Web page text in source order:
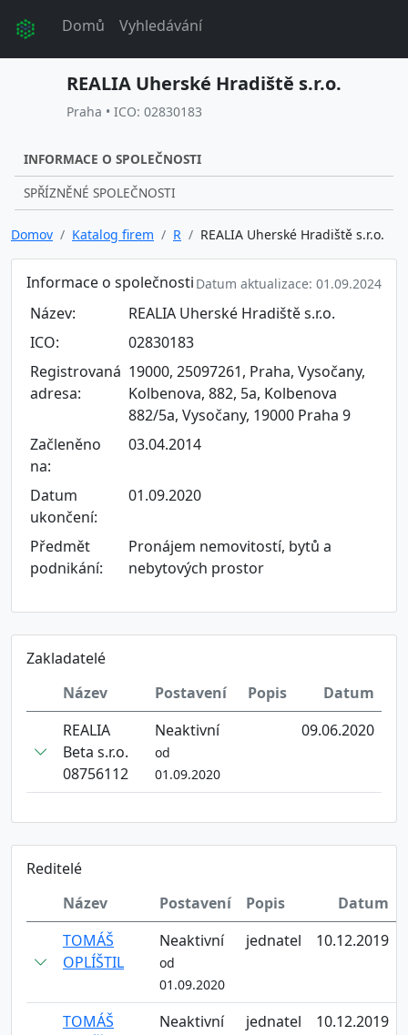
Domů Vyhledávání
REALIA Uherské Hradiště s.r.o.
Praha • ICO: 02830183
INFORMACE O SPOLEČNOSTI
SPŘÍZNĚNÉ SPOLEČNOSTI
Domov Katalog firem R REALIA Uherské Hradiště s.r.o.
Informace o společnosti Datum aktualizace: 01.09.2024
Název:
REALIA Uherské Hradiště s.r.o.
ICO:
02830183
Registrovaná
adresa:
19000, 25097261, Praha, Vysočany,
Kolbenova, 882, 5a, Kolbenova
882/5a, Vysočany, 19000 Praha 9
Začleněno
na:
03.04.2014
Datum
ukončení:
01.09.2020
Předmět
podnikání:
Pronájem nemovitostí, bytů a
nebytových prostor
Zakladatelé
Název
Postavení Popis
Datum
REALIA
Beta s.r.o.
08756112
Neaktivní
od
01.09.2020
09.06.2020
Reditelé
Název
Postavení Popis
Datum
TOMÁŠ
OPLÍŠTIL
Neaktivní
od
01.09.2020
jednatel 10.12.2019
TOMÁŠ
Neaktivní jednatel 10.12.2019